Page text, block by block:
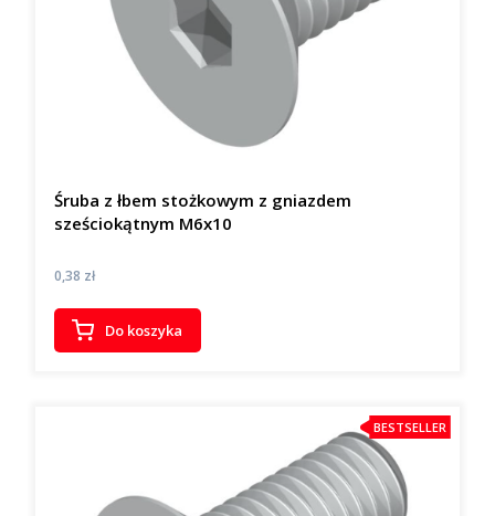
Śruba z łbem stożkowym z gniazdem
sześciokątnym M6x10
Cena
0,38 zł
Do koszyka
BESTSELLER